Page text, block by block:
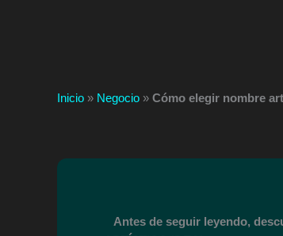
Inicio » Negocio » Cómo elegir nombre
Antes de seguir leyendo,